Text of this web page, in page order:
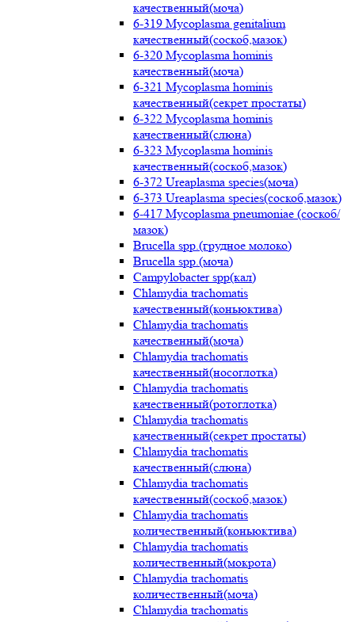
качественный(моча)
6-319 Mycoplasma genitalium
качественный(соскоб,мазок)
6-320 Mycoplasma hominis
качественный(моча)
6-321 Mycoplasma hominis
качественный(секрет простаты)
6-322 Mycoplasma hominis
качественный(слюна)
6-323 Mycoplasma hominis
качественный(соскоб,мазок)
6-372 Ureaplasma species(моча)
6-373 Ureaplasma species(соскоб,мазок)
6-417 Mycoplasma pneumoniae (соскоб/
мазок)
Brucella spp.(грудное молоко)
Brucella spp.(моча)
Campylobacter spp(кал)
Chlamydia trachomatis
качественный(коньюктива)
Chlamydia trachomatis
качественный(моча)
Chlamydia trachomatis
качественный(носоглотка)
Chlamydia trachomatis
качественный(ротоглотка)
Chlamydia trachomatis
качественный(секрет простаты)
Chlamydia trachomatis
качественный(слюна)
Chlamydia trachomatis
качественный(соскоб,мазок)
Chlamydia trachomatis
количественный(коньюктива)
Chlamydia trachomatis
количественный(мокрота)
Chlamydia trachomatis
количественный(моча)
Chlamydia trachomatis